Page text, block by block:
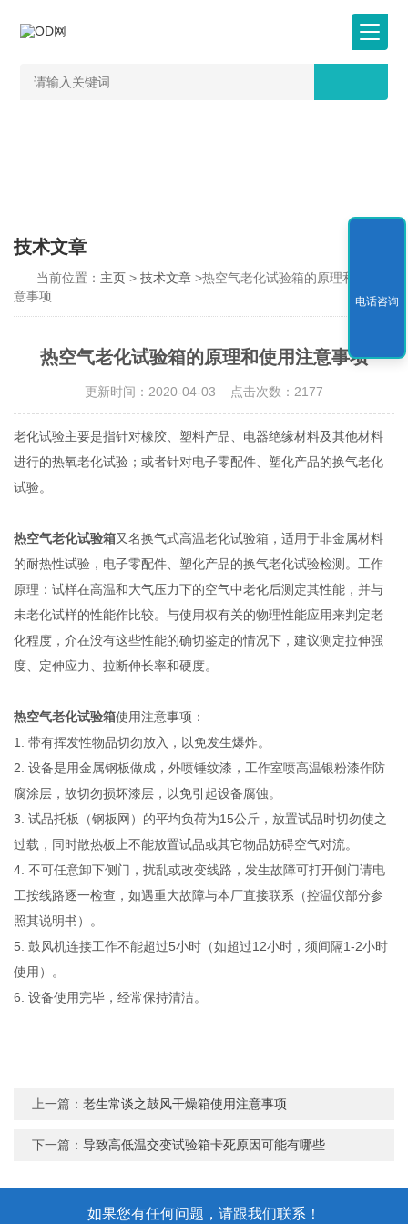
技术文章
当前位置： 主页 >技术文章 >热空气老化试验箱的原理和使用注
意事项
热空气老化试验箱的原理和使用注意事项
更新时间：2020-04-03 点击次数：2177
老化试验主要是指针对橡胶、塑料产品、电器绝缘材料及其他材料
进行的热氧老化试验；或者针对电子零配件、塑化产品的换气老化
试验。
热空气老化试验箱又名换气式高温老化试验箱，适用于非金属材料
的耐热性试验，电子零配件、塑化产品的换气老化试验检测。工作
原理：试样在高温和大气压力下的空气中老化后测定其性能，并与
未老化试样的性能作比较。与使用权有关的物理性能应用来判定老
化程度，介在没有这些性能的确切鉴定的情况下，建议测定拉伸强
度、定伸应力、拉断伸长率和硬度。
热空气老化试验箱使用注意事项：
1. 带有挥发性物品切勿放入，以免发生爆炸。
2. 设备是用金属钢板做成，外喷锤纹漆，工作室喷高温银粉漆作防
腐涂层，故切勿损坏漆层，以免引起设备腐蚀。
3. 试品托板（钢板网）的平均负荷为15公斤，放置试品时切勿使之
过载，同时散热板上不能放置试品或其它物品妨碍空气对流。
4. 不可任意卸下侧门，扰乱或改变线路，发生故障可打开侧门请电
工按线路逐一检查，如遇重大故障与本厂直接联系（控温仪部分参
照其说明书）。
5. 鼓风机连接工作不能超过5小时（如超过12小时，须间隔1-2小时
使用）。
6. 设备使用完毕，经常保持清洁。
上一篇：老生常谈之鼓风干燥箱使用注意事项
下一篇：导致高低温交变试验箱卡死原因可能有哪些
如果您有任何问题，请跟我们联系！
电话咨询